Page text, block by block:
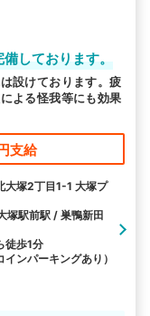
しております。
設けております。疲
よる怪我等にも効果
支給
大塚2丁目1-1 大塚プ
塚駅前駅 / 巣鴨新田
徒歩1分
ンパーキングあり）